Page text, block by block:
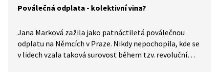
Poválečná odplata - kolektivní vina?
Jana Marková zažila jako patnáctiletá poválečnou
odplatu na Němcích v Praze. Nikdy nepochopila, kde se
v lidech vzala taková surovost během tzv. revoluční